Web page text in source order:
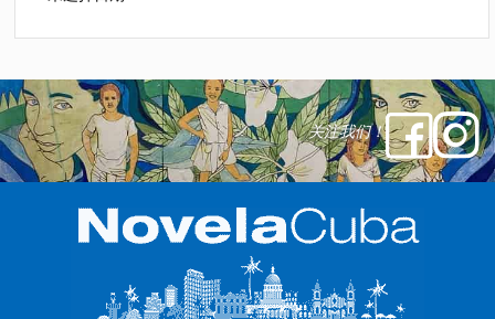
关注我们！